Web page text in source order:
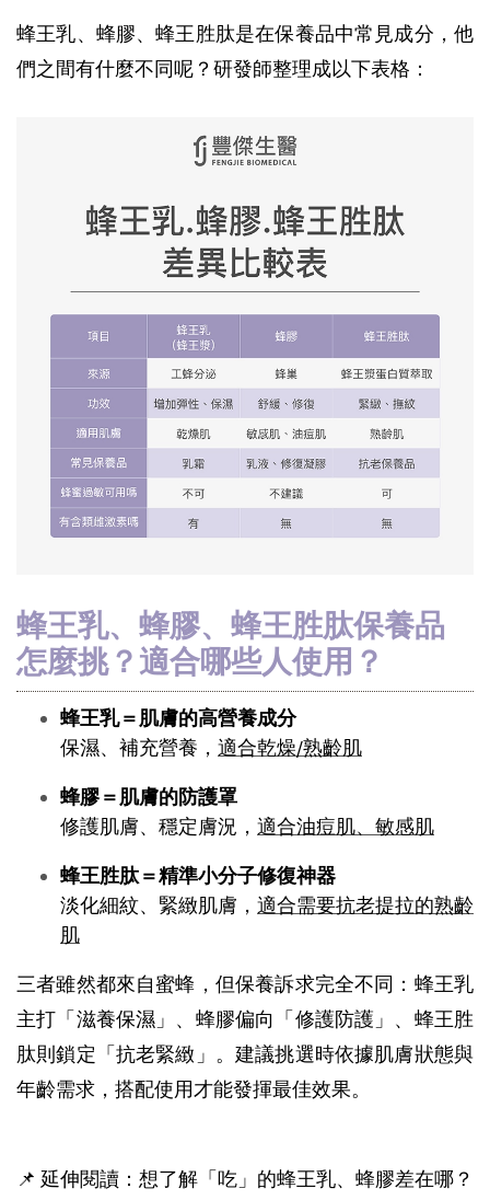
蜂王乳、蜂膠、蜂王胜肽是在保養品中常見成分，他
們之間有什麼不同呢？研發師整理成以下表格：
蜂王乳、蜂膠、蜂王胜肽保養品
怎麼挑？適合哪些人使用？
蜂王乳＝肌膚的高營養成分
保濕、補充營養， 適合乾燥/熟齡肌
蜂膠＝肌膚的防護罩
修護肌膚、穩定膚況， 適合油痘肌、敏感肌
蜂王胜肽＝精準小分子修復神器
淡化細紋、緊緻肌膚， 適合需要抗老提拉的熟齡
肌
三者雖然都來自蜜蜂，但保養訴求完全不同：蜂王乳
主打「滋養保濕」、蜂膠偏向「修護防護」、蜂王胜
肽則鎖定「抗老緊緻」。建議挑選時依據肌膚狀態與
年齡需求，搭配使用才能發揮最佳效果。
📌 延伸閱讀：想了解「吃」的蜂王乳、蜂膠差在哪？